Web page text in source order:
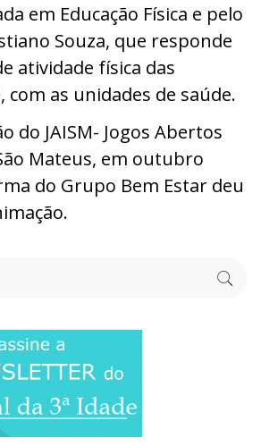
em Educação Física e pelo
Souza, que responde
atividade física das
com as unidades de saúde.
do JAISM- Jogos Abertos
Mateus, em outubro
do Grupo Bem Estar deu